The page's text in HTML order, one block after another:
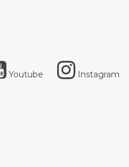
Youtube Instagram